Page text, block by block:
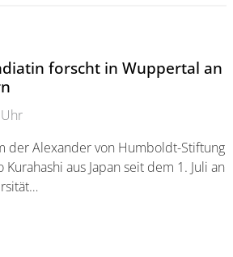
forscht in Wuppertal an
der Alexander von Humboldt-Stiftung
aus Japan seit dem 1. Juli an
forscht in Wuppertal an neuartigen